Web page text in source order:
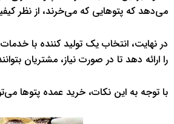
می‌دهد که پتوهایی که می‌خرند، از نظر
در نهایت، انتخاب یک تولید کننده با
را ارائه دهد تا در صورت نیاز، مشتریان
با توجه به این نکات، خرید عمده پتوها